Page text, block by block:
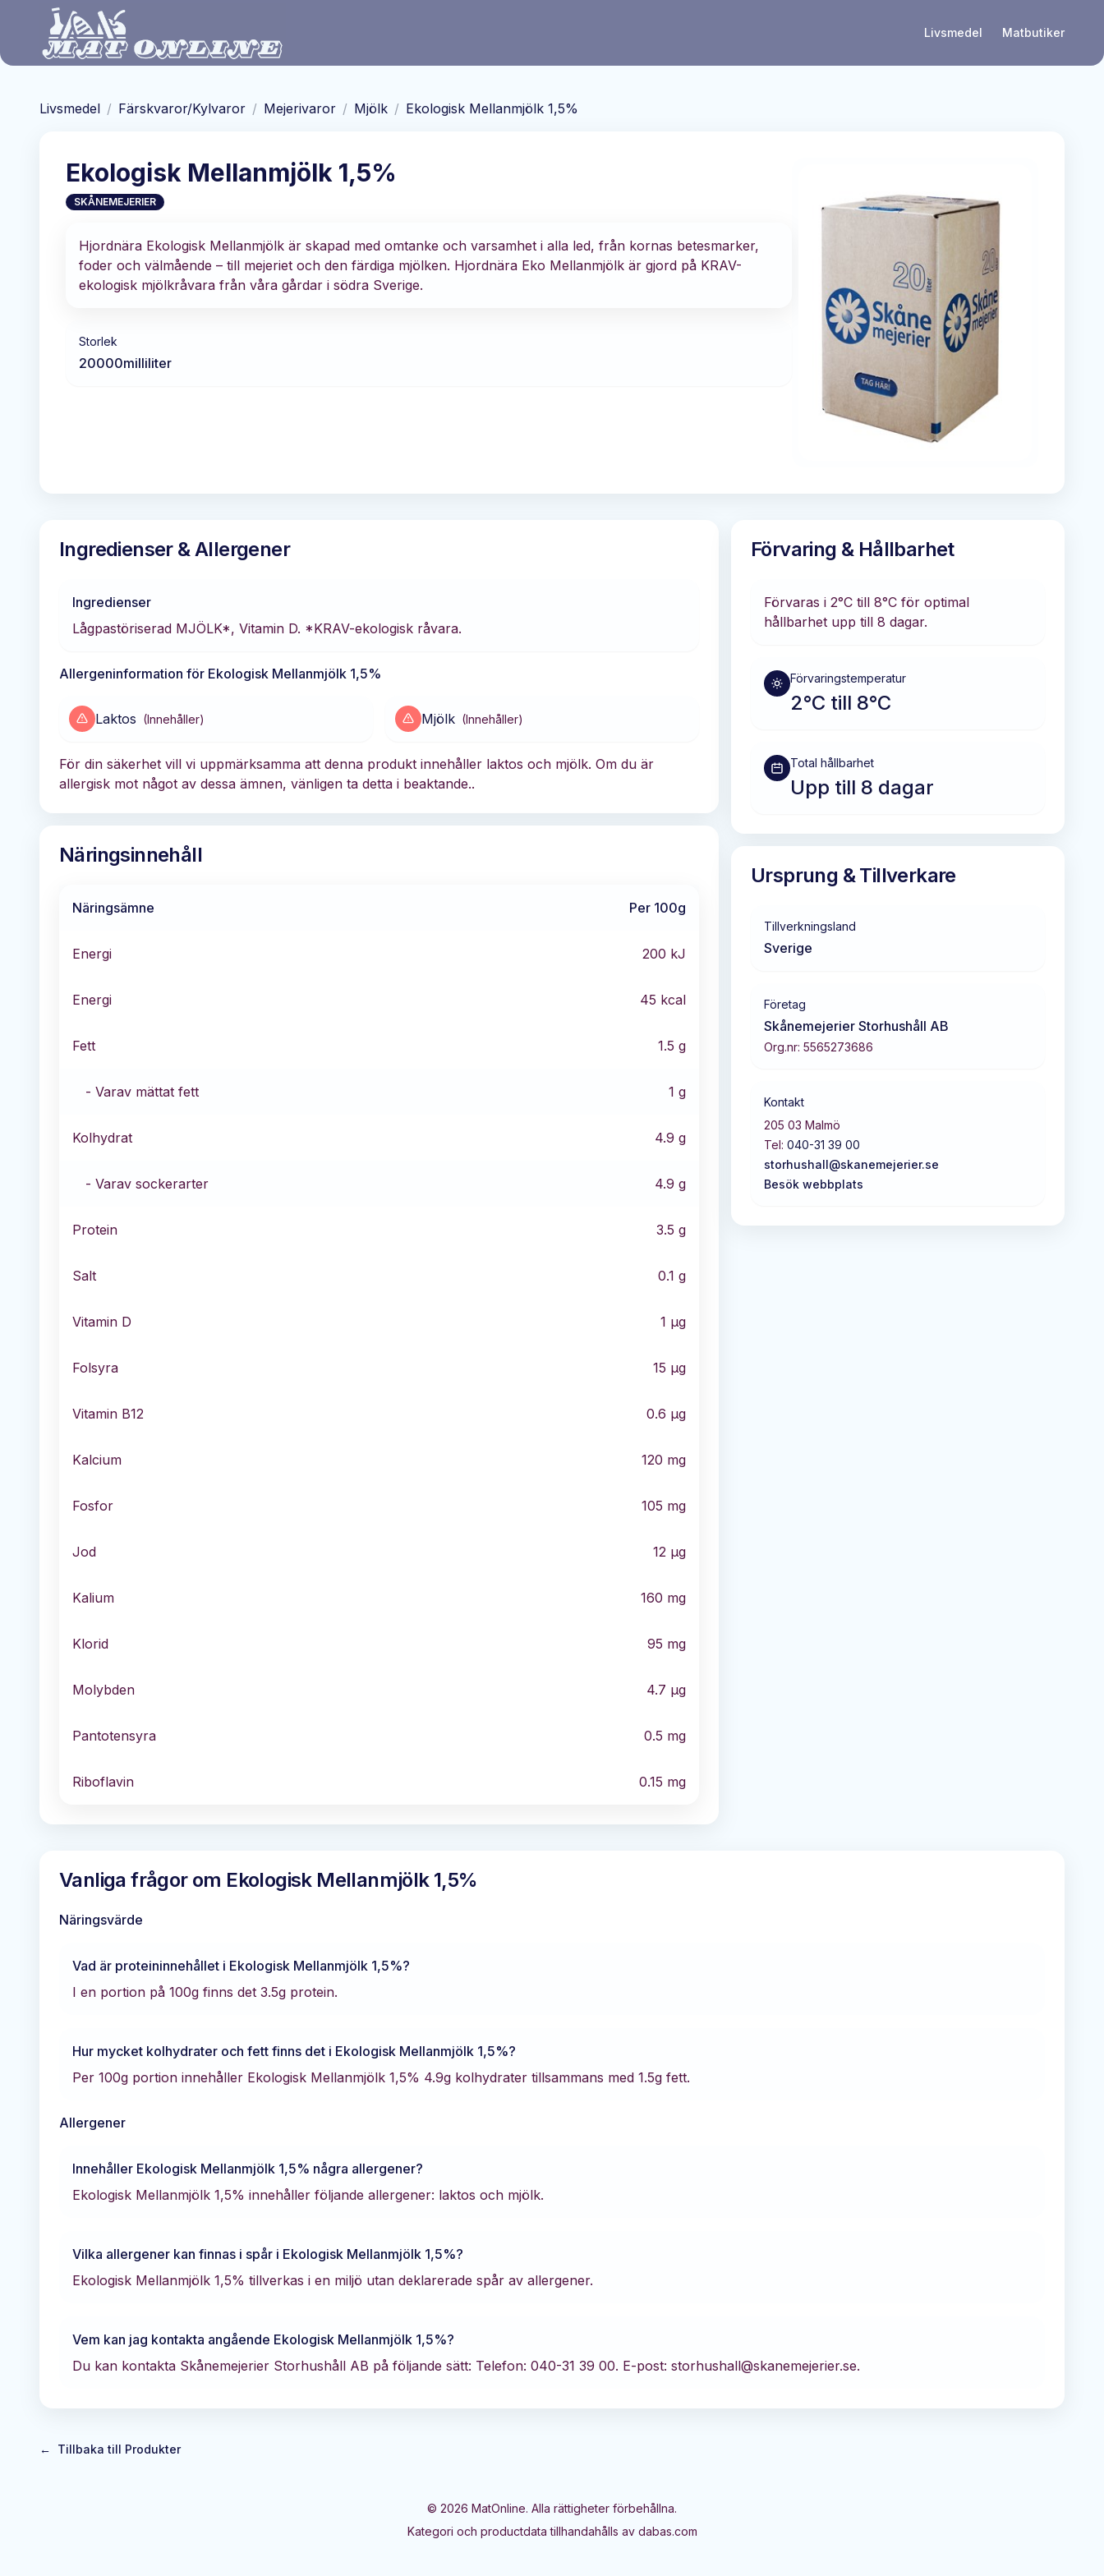
Hoppa till huvudinnehåll
Livsmedel Matbutiker
Livsmedel / Färskvaror/Kylvaror / Mejerivaror / Mjölk / Ekologisk Mellanmjölk 1,5%
Ekologisk Mellanmjölk 1,5%
SKÅNEMEJERIER
Hjordnära Ekologisk Mellanmjölk är skapad med omtanke och varsamhet i alla led, från kornas betesmarker,
foder och välmående – till mejeriet och den färdiga mjölken. Hjordnära Eko Mellanmjölk är gjord på KRAV-
ekologisk mjölkråvara från våra gårdar i södra Sverige.
Storlek
20000milliliter
Ingredienser & Allergener
Ingredienser
Lågpastöriserad MJÖLK*, Vitamin D. *KRAV-ekologisk råvara.
Allergeninformation för Ekologisk Mellanmjölk 1,5%
Laktos (Innehåller) Mjölk (Innehåller)
För din säkerhet vill vi uppmärksamma att denna produkt innehåller laktos och mjölk. Om du är
allergisk mot något av dessa ämnen, vänligen ta detta i beaktande..
Näringsinnehåll
Näringsämne Per 100g
Energi 200 kJ
Energi 45 kcal
Fett 1.5 g
- Varav mättat fett 1 g
Kolhydrat 4.9 g
- Varav sockerarter 4.9 g
Protein 3.5 g
Salt 0.1 g
Vitamin D 1 µg
Folsyra 15 µg
Vitamin B12 0.6 µg
Kalcium 120 mg
Fosfor 105 mg
Jod 12 µg
Kalium 160 mg
Klorid 95 mg
Molybden 4.7 µg
Pantotensyra 0.5 mg
Riboflavin 0.15 mg
Förvaring & Hållbarhet
Förvaras i 2°C till 8°C för optimal
hållbarhet upp till 8 dagar.
Förvaringstemperatur
2°C till 8°C
Total hållbarhet
Upp till 8 dagar
Ursprung & Tillverkare
Tillverkningsland
Sverige
Företag
Skånemejerier Storhushåll AB
Org.nr: 5565273686
Kontakt
205 03 Malmö
Tel: 040-31 39 00
storhushall@skanemejerier.se
Besök webbplats
Vanliga frågor om Ekologisk Mellanmjölk 1,5%
Näringsvärde
Vad är proteininnehållet i Ekologisk Mellanmjölk 1,5%?
I en portion på 100g finns det 3.5g protein.
Hur mycket kolhydrater och fett finns det i Ekologisk Mellanmjölk 1,5%?
Per 100g portion innehåller Ekologisk Mellanmjölk 1,5% 4.9g kolhydrater tillsammans med 1.5g fett.
Allergener
Innehåller Ekologisk Mellanmjölk 1,5% några allergener?
Ekologisk Mellanmjölk 1,5% innehåller följande allergener: laktos och mjölk.
Vilka allergener kan finnas i spår i Ekologisk Mellanmjölk 1,5%?
Ekologisk Mellanmjölk 1,5% tillverkas i en miljö utan deklarerade spår av allergener.
Vem kan jag kontakta angående Ekologisk Mellanmjölk 1,5%?
Du kan kontakta Skånemejerier Storhushåll AB på följande sätt: Telefon: 040-31 39 00. E-post: storhushall@skanemejerier.se.
← Tillbaka till Produkter
© 2026 MatOnline. Alla rättigheter förbehållna.
Kategori och productdata tillhandahålls av dabas.com